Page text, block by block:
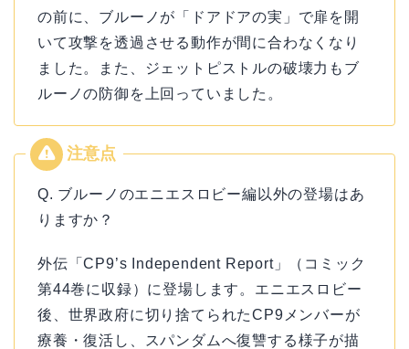
の前に、ブルーノが「ドアドアの実」で扉を開
いて攻撃を透過させる動作が間に合わなくなり
ました。また、ジェットピストルの破壊力もブ
ルーノの防御を上回っていました。
Q. ブルーノのエニエスロビー編以外の登場はあ
りますか？
外伝「CP9’s Independent Report」（コミック
第44巻に収録）に登場します。エニエスロビー
後、世界政府に切り捨てられたCP9メンバーが
療養・復活し、スパンダムへ復讐する様子が描